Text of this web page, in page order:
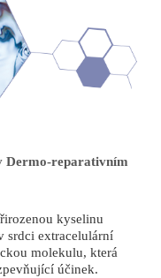
Dermo-reparativním
kyselinu
srdci extracelulární
molekulu, která
účinek.